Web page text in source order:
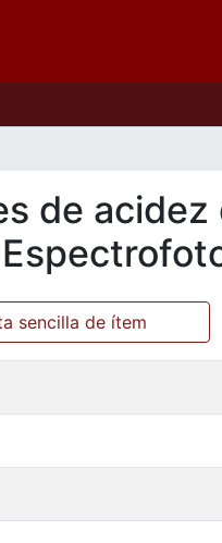
de
sencilla de ítem